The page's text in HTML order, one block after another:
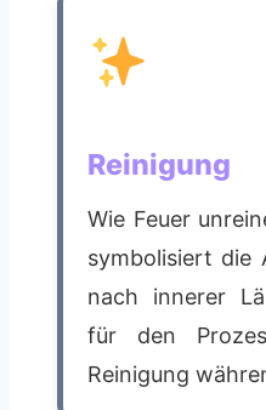
Reinigung
Wie Feuer
symbolisiert die
nach innerer
für den
Reinigung